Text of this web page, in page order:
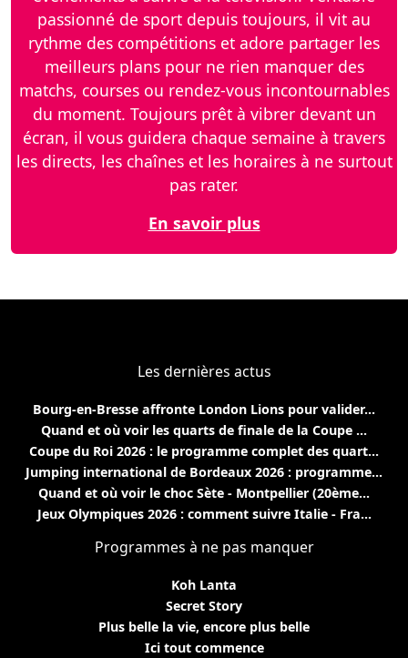
passionné de sport depuis toujours, il vit au
rythme des compétitions et adore partager les
meilleurs plans pour ne rien manquer des
matchs, courses ou rendez-vous incontournables
du moment. Toujours prêt à vibrer devant un
écran, il vous guidera chaque semaine à travers
les directs, les chaînes et les horaires à ne surtout
pas rater.
En savoir plus
Les dernières actus
Bourg-en-Bresse affronte London Lions pour valider...
Quand et où voir les quarts de finale de la Coupe ...
Coupe du Roi 2026 : le programme complet des quart...
Jumping international de Bordeaux 2026 : programme...
Quand et où voir le choc Sète - Montpellier (20ème...
Jeux Olympiques 2026 : comment suivre Italie - Fra...
Programmes à ne pas manquer
Koh Lanta
Secret Story
Plus belle la vie, encore plus belle
Ici tout commence